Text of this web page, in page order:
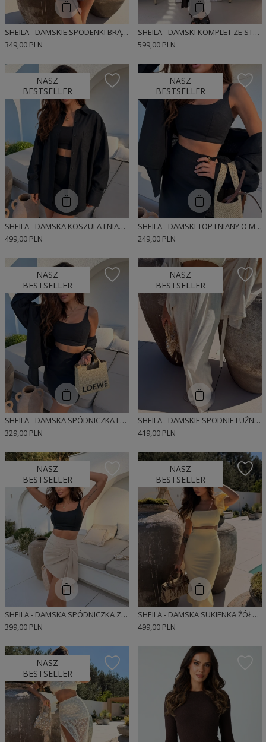
SHEILA - DAMSKIE SPODENKI BRĄZOWE MUŚLINOWE O KROJU TYPU BOMBKA 'MONNIE'
349,00 PLN
SHEILA - DAMSKI KOMPLET ZE STRUKTURALNEJ DZIANINY ZE ZŁOTĄ OZDOBĄ MAXI 'SORENNE'
599,00 PLN
NASZ
BESTSELLER
SHEILA - DAMSKA KOSZULA LNIANA Z DŁUGIM RĘKAWEM 'BOE'
499,00 PLN
NASZ
BESTSELLER
SHEILA - DAMSKI TOP LNIANY O MINIMALISTYCZNEJ FORMIE 'BUNNIE'
249,00 PLN
NASZ
BESTSELLER
SHEILA - DAMSKA SPÓDNICZKA LNIANA O REGULARNYM KROJU 'MUNDIE'
329,00 PLN
NASZ
BESTSELLER
SHEILA - DAMSKIE SPODNIE LUŹNE Z MIĘKKIEJ Z WISKOZY I LNU 'HANA'
419,00 PLN
NASZ
BESTSELLER
SHEILA - DAMSKA SPÓDNICZKA Z EFEKTEM DRAPOWANIA Z EFEKTOWNEJ TKANINY 'NINA'
399,00 PLN
NASZ
BESTSELLER
SHEILA - DAMSKA SUKIENKA ŻÓŁTA Z BUFKAMI MIDI 'SOLEILA'
499,00 PLN
NASZ
BESTSELLER